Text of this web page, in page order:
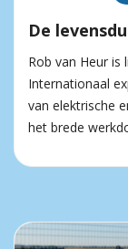
De
Rob van Heur is
Internationaal
van elektrische
het brede